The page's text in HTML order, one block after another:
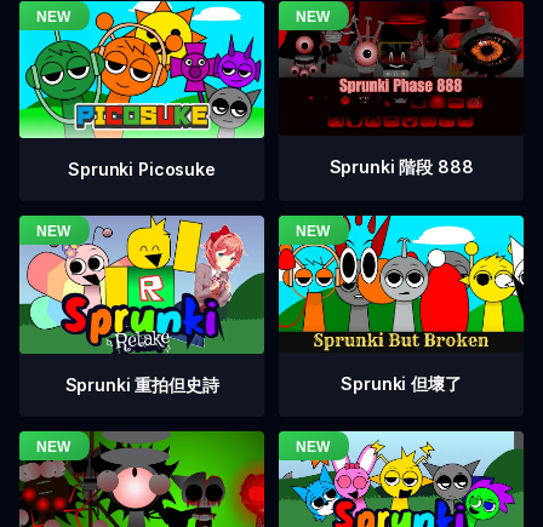
Sprunki Picosuke Sprunki 階段 888
Sprunki 重拍但史詩 Sprunki 但壞了